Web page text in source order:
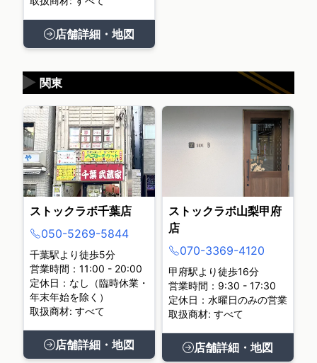
店舗詳細・地図
関東
▶
ストックラボ千葉店
050-5269-5844
千葉駅より徒歩5分
営業時間：11:00 - 20:00
定休日：なし（臨時休業・
年末年始を除く）
取扱商材: すべて
店舗詳細・地図
ストックラボ山梨甲府
店
070-3369-4120
甲府駅より徒歩16分
営業時間：9:30 - 17:30
定休日：水曜日のみの営業
取扱商材: すべて
店舗詳細・地図